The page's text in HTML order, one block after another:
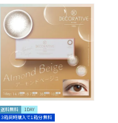
送料無料
1DAY
３箱同時購入で１箱分無料